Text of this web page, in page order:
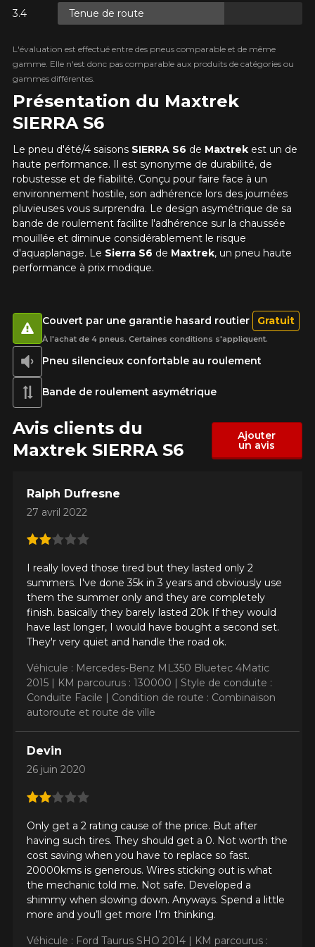
Présentation du Maxtrek
SIERRA S6
Le pneu d'été/4 saisons SIERRA S6 de Maxtrek est un de
haute performance. Il est synonyme de durabilité, de
robustesse et de fiabilité. Conçu pour faire face à un
environnement hostile, son adhérence lors des journées
pluvieuses vous surprendra. Le design asymétrique de sa
bande de roulement facilite l'adhérence sur la chaussée
mouillée et diminue considérablement le risque
d'aquaplanage. Le Sierra S6 de Maxtrek, un pneu haute
performance à prix modique.
Tenue de route
L'évaluation est effectué entre des pneus comparable et de même
gamme. Elle n'est donc pas comparable aux produits de catégories ou
gammes différentes.
Pneu silencieux confortable au roulement
Bande de roulement asymétrique
Couvert par une garantie hasard routier Gratuit
À l'achat de 4 pneus. Certaines conditions s'appliquent.
Avis clients du
Maxtrek SIERRA S6
Ajouter
un avis
Ralph Dufresne
27 avril 2022
I really loved those tired but they lasted only 2
summers. I've done 35k in 3 years and obviously use
them the summer only and they are completely
finish. basically they barely lasted 20k If they would
have last longer, I would have bought a second set.
They'r very quiet and handle the road ok.
Véhicule : Mercedes-Benz ML350 Bluetec 4Matic
2015 | KM parcourus : 130000 | Style de conduite :
Conduite Facile | Condition de route : Combinaison
autoroute et route de ville
Devin
26 juin 2020
Only get a 2 rating cause of the price. But after
having such tires. They should get a 0. Not worth the
cost saving when you have to replace so fast.
20000kms is generous. Wires sticking out is what
the mechanic told me. Not safe. Developed a
shimmy when slowing down. Anyways. Spend a little
more and you’ll get more I’m thinking.
Véhicule : Ford Taurus SHO 2014 | KM parcourus :